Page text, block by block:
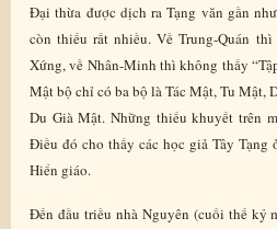
Đại thừa được dịch ra Tạng văn gần
còn thiếu rất nhiều. Về Trung-Quán
Xứng, về Nhân-Minh thì không thấy
Mật bộ chỉ có ba bộ là Tác Mật, Tu Mật,
Du Già Mật. Những thiếu khuyết trên
Điều đó cho thấy các học giả Tây
Hiển giáo.
Đến đầu triều nhà Nguyên (cuối thế kỷ